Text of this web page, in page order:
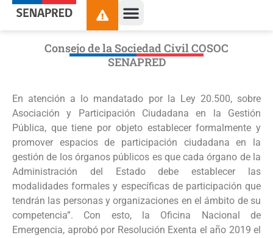
contenido
Consejo de la Sociedad Civil COSOC
SENAPRED
En atención a lo mandatado por la Ley 20.500, sobre
Asociación y Participación Ciudadana en la Gestión
Pública, que tiene por objeto establecer formalmente y
promover espacios de participación ciudadana en la
gestión de los órganos públicos es que cada órgano de la
Administración del Estado debe establecer las
modalidades formales y específicas de participación que
tendrán las personas y organizaciones en el ámbito de su
competencia”. Con esto, la Oficina Nacional de
Emergencia, aprobó por Resolución Exenta el año 2019 el